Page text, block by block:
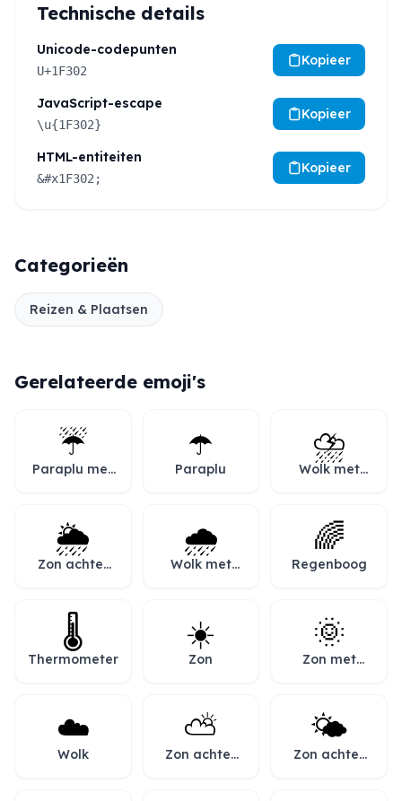
Technische details
Unicode-codepunten
U+1F302
Kopieer
JavaScript-escape
\u{1F302}
Kopieer
HTML-entiteiten
&#x1F302;
Kopieer
Categorieën
Reizen & Plaatsen
Gerelateerde emoji's
☔
Paraplu met
☂️
Paraplu
⛈️
Wolk met
🌦️
Zon achter
🌧️
Wolk met
🌈
Regenboog
🌡️
Thermometer
☀️
Zon
🌞
Zon met
☁️
Wolk
⛅
Zon achter
🌤️
Zon achter